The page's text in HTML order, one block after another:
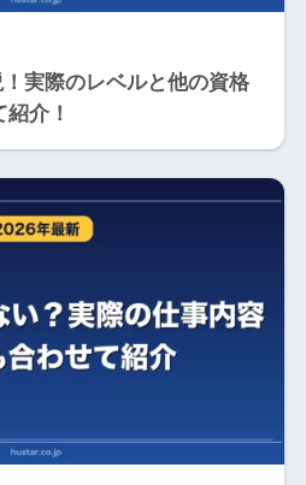
実際のレベルと他の資格
介！